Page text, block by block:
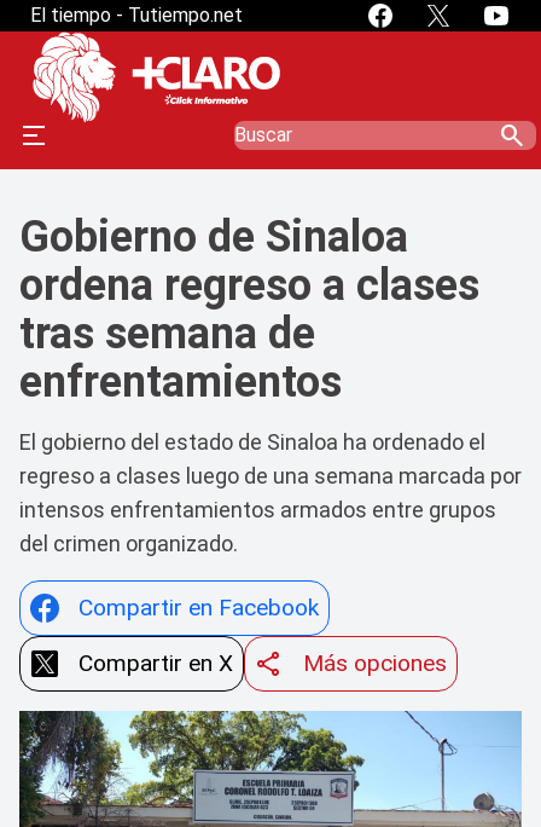
El tiempo - Tutiempo.net
search
Gobierno de Sinaloa
ordena regreso a clases
tras semana de
enfrentamientos
El gobierno del estado de Sinaloa ha ordenado el
regreso a clases luego de una semana marcada por
intensos enfrentamientos armados entre grupos
del crimen organizado.
Compartir en Facebook
Compartir en X
Más opciones